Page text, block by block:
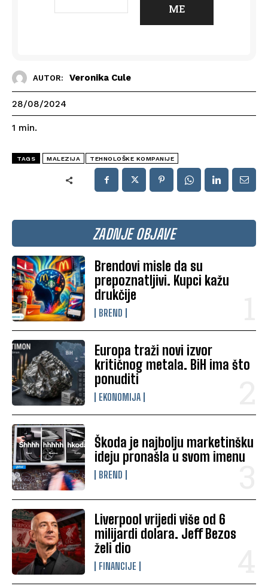
ZADNJE OBJAVE
Brendovi misle da su
prepoznatljivi. Kupci kažu
drukčije
BREND
Europa traži novi izvor
kritičnog metala. BiH ima što
ponuditi
EKONOMIJA
Škoda je najbolju marketinšku
ideju pronašla u svom imenu
BREND
Liverpool vrijedi više od 6
milijardi dolara. Jeff Bezos
želi dio
FINANCIJE
AUTOR: Veronika Cule
28/08/2024
1 min.
TAGS MALEZIJA TEHNOLOŠKE KOMPANIJE